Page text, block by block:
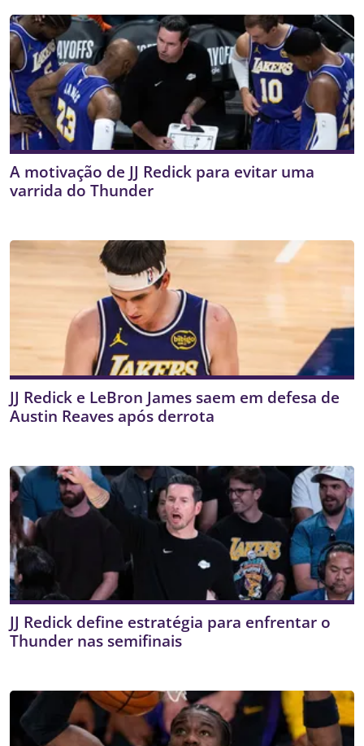
A motivação de JJ Redick para evitar uma
varrida do Thunder
JJ Redick e LeBron James saem em defesa de
Austin Reaves após derrota
JJ Redick define estratégia para enfrentar o
Thunder nas semifinais